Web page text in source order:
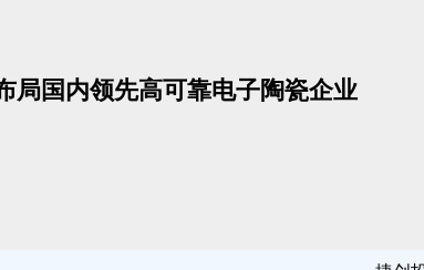
局国内领先高可靠电子陶瓷企业